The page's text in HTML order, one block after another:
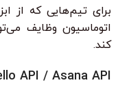
برای تیم‌هایی که از
اتوماسیون وظایف
کند.
API / Asana API